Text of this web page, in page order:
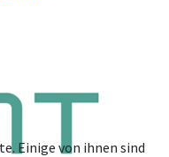
Einige von ihnen sind